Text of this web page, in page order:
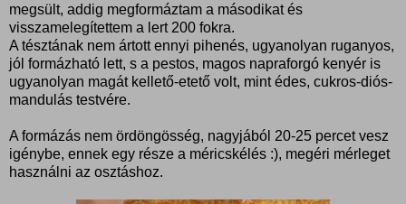
megsült, addig megformáztam a másodikat és
visszamelegítettem a lert 200 fokra.
A tésztának nem ártott ennyi pihenés, ugyanolyan ruganyos,
jól formázható lett, s a pestos, magos napraforgó kenyér is
ugyanolyan magát kellető-etető volt, mint édes, cukros-diós-
mandulás testvére.
A formázás nem ördöngösség, nagyjából 20-25 percet vesz
igénybe, ennek egy része a méricskélés :), megéri mérleget
használni az osztáshoz.